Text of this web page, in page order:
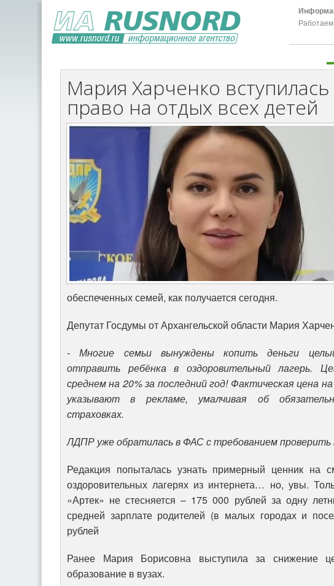
Работаем
Мария Харченко вступилась
право на отдых всех детей
обеспеченных семей, как получается сегодня.
Депутат Госдумы от Архангельской области Мария
- Многие семьи вынуждены копить деньги
отправить ребёнка в оздоровительный лагерь.
среднем на 20% за последний год! Фактическая цена
указывают в рекламе, умалчивая об
страховках.
ЛДПР уже обратилась в ФАС с требованием проверить
Редакция попыталась узнать примерный ценник на
оздоровительных лагерях из интернета… но, увы.
«Артек» не стесняется – 175 000 рублей за одну
средней зарплате родителей (в малых городах и
рублей
Ранее Мария Борисовна выступила за снижение
образование в вузах.